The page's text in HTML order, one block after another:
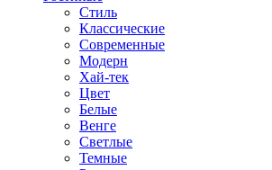
Стиль
Классические
Современные
Модерн
Хай-тек
Цвет
Белые
Венге
Светлые
Темные